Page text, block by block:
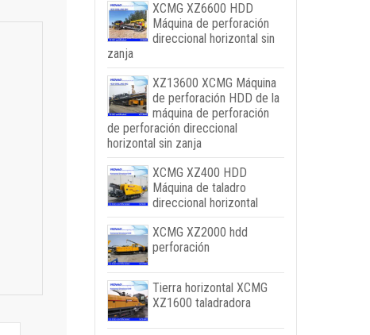
XCMG XZ6600 HDD
Máquina de perforación
direccional horizontal sin
zanja
XZ13600 XCMG Máquina
de perforación HDD de la
máquina de perforación
de perforación direccional
horizontal sin zanja
XCMG XZ400 HDD
Máquina de taladro
direccional horizontal
XCMG XZ2000 hdd
perforación
Tierra horizontal XCMG
XZ1600 taladradora